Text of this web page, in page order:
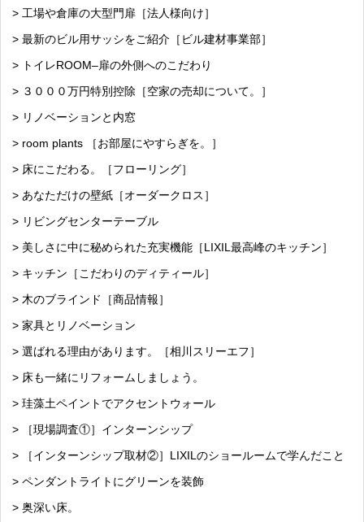
> 工場や倉庫の大型門扉［法人様向け］
> 最新のビル用サッシをご紹介［ビル建材事業部］
> トイレROOM–扉の外側へのこだわり
> ３０００万円特別控除［空家の売却について。］
> リノベーションと内窓
> room plants ［お部屋にやすらぎを。］
> 床にこだわる。［フローリング］
> あなただけの壁紙［オーダークロス］
> リビングセンターテーブル
> 美しさに中に秘められた充実機能［LIXIL最高峰のキッチン］
> キッチン［こだわりのディティール］
> 木のブラインド［商品情報］
> 家具とリノベーション
> 選ばれる理由があります。［相川スリーエフ］
> 床も一緒にリフォームしましょう。
> 珪藻土ペイントでアクセントウォール
> ［現場調査①］インターンシップ
> ［インターンシップ取材②］LIXILのショールームで学んだこと
> ペンダントライトにグリーンを装飾
> 奥深い床。